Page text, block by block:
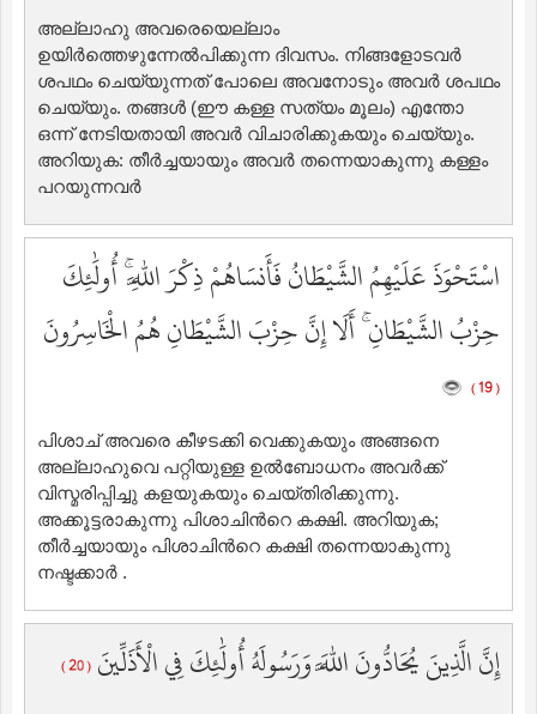
അല്ലാഹു അവരെയെല്ലാം
ഉയിര്‍ത്തെഴുന്നേല്‍പിക്കുന്ന ദിവസം. നിങ്ങളോടവര്‍
ശപഥം ചെയ്യുന്നത് പോലെ അവനോടും അവര്‍ ശപഥം
ചെയ്യും. തങ്ങള്‍ (ഈ കള്ള സത്യം മൂലം) എന്തോ
ഒന്ന് നേടിയതായി അവര്‍ വിചാരിക്കുകയും ചെയ്യും.
അറിയുക: തീര്‍ച്ചയായും അവര്‍ തന്നെയാകുന്നു കള്ളം
പറയുന്നവര്‍
اسْتَحْوَذَ عَلَيْهِمُ الشَّيْطَانُ فَأَنسَاهُمْ ذِكْرَ اللَّهِ ۚ أُولَٰئِكَ
حِزْبُ الشَّيْطَانِ ۚ أَلَا إِنَّ حِزْبَ الشَّيْطَانِ هُمُ الْخَاسِرُونَ
( 19 )
പിശാച് അവരെ കീഴടക്കി വെക്കുകയും അങ്ങനെ
അല്ലാഹുവെ പറ്റിയുള്ള ഉല്‍ബോധനം അവര്‍ക്ക്
വിസ്മരിപ്പിച്ചു കളയുകയും ചെയ്തിരിക്കുന്നു.
അക്കൂട്ടരാകുന്നു പിശാചിന്‍റെ കക്ഷി. അറിയുക;
തീര്‍ച്ചയായും പിശാചിന്‍റെ കക്ഷി തന്നെയാകുന്നു
നഷ്ടക്കാര്‍ .
إِنَّ الَّذِينَ يُحَادُّونَ اللَّهَ وَرَسُولَهُ أُولَٰئِكَ فِي الْأَذَلِّينَ ( 20 )